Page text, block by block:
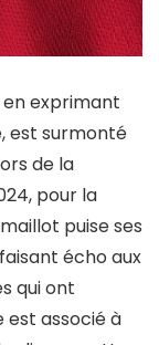
exprimant
est surmonté
de la
pour la
puise ses
écho aux
qui ont
est associé à